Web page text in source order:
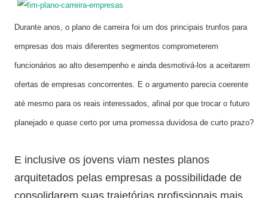
Durante anos, o plano de carreira foi um dos principais trunfos para
empresas dos mais diferentes segmentos comprometerem
funcionários ao alto desempenho e ainda desmotivá-los a aceitarem
ofertas de empresas concorrentes. E o argumento parecia coerente
até mesmo para os reais interessados, afinal por que trocar o futuro
planejado e quase certo por uma promessa duvidosa de curto prazo?
E inclusive os jovens viam nestes planos
arquitetados pelas empresas a possibilidade de
consolidarem suas trajetórias profissionais mais